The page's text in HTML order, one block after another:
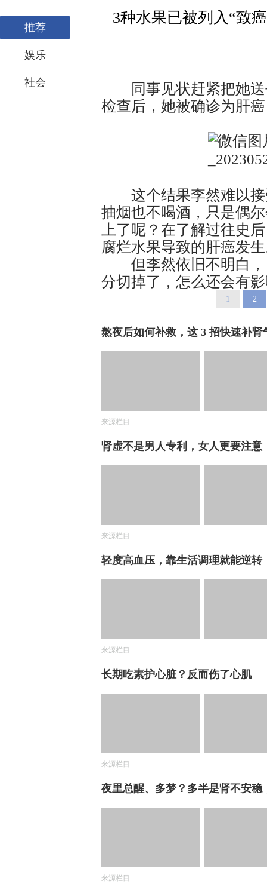
推荐
娱乐
社会
3种水果已被列入“致
同事见状赶紧把她送
检查后，她被确诊为肝
这个结果李然难以接
抽烟也不喝酒，只是偶
上了呢？在了解过往史
腐烂水果导致的肝癌发
但李然依旧不明白，
分切掉了，怎么还会有
1 2
熬夜后如何补救，这 3 招快速补肾
来源栏目
肾虚不是男人专利，女人更要注意
来源栏目
轻度高血压，靠生活调理就能逆转
来源栏目
长期吃素护心脏？反而伤了心肌
来源栏目
夜里总醒、多梦？多半是肾不安稳
来源栏目